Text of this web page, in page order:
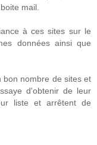
mail.
à ces sites sur le
données ainsi que
bon nombre de sites et
d'obtenir de leur
liste et arrêtent de